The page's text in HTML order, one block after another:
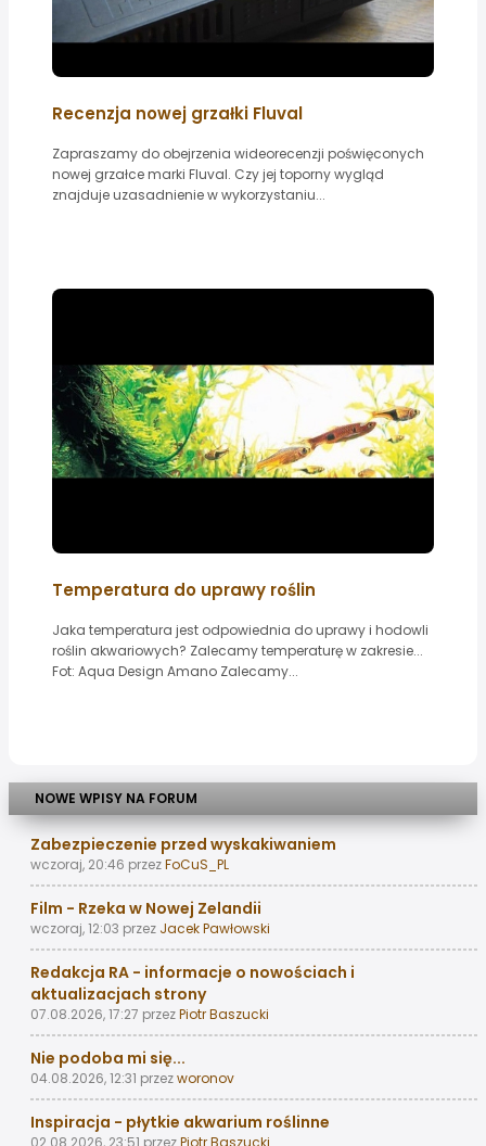
Recenzja nowej grzałki Fluval
Zapraszamy do obejrzenia wideorecenzji poświęconych
nowej grzałce marki Fluval. Czy jej toporny wygląd
znajduje uzasadnienie w wykorzystaniu...
Temperatura do uprawy roślin
Jaka temperatura jest odpowiednia do uprawy i hodowli
roślin akwariowych? Zalecamy temperaturę w zakresie...
Fot: Aqua Design Amano Zalecamy...
NOWE WPISY NA FORUM
Zabezpieczenie przed wyskakiwaniem
wczoraj, 20:46 przezFoCuS_PL
Film - Rzeka w Nowej Zelandii
wczoraj, 12:03 przez Jacek Pawłowski
Redakcja RA - informacje o nowościach i
aktualizacjach strony
07.08.2026, 17:27 przezPiotr Baszucki
Nie podoba mi się...
04.08.2026, 12:31 przezworonov
Inspiracja - płytkie akwarium roślinne